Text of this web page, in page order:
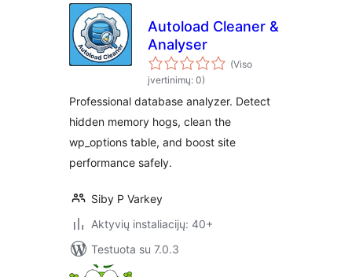
Autoload Cleaner &
Analyser
(Viso
įvertinimų: 0)
Professional database analyzer. Detect
hidden memory hogs, clean the
wp_options table, and boost site
performance safely.
Siby P Varkey
Aktyvių instaliacijų: 40+
Testuota su 7.0.3